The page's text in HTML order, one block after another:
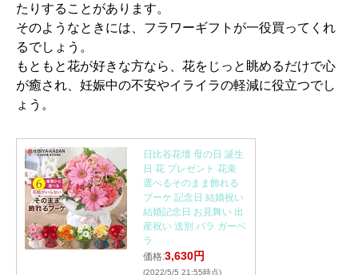
たりすることがあります。
そのようなときには、フラワーギフトが一役買ってくれ
るでしょう。
もともと花が好きな方なら、花をじっと眺めるだけで心
が癒され、妊娠中の不安やイライラの軽減に役立つでし
ょう。
日比谷花壇 母の日 誕生
日 花 プレゼント 花束
選べるそのまま飾れる
ブーケ 記念日 結婚祝い
結婚記念日 お見舞い 出
産祝い 送別 バラ ガーベ
ラ
価格:3,630円
(2022/5/5 21:55時点)